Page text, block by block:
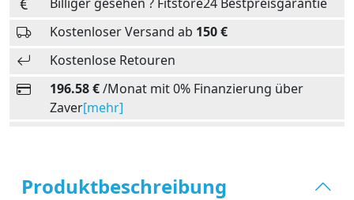
Kostenloser Versand ab 150 €
Kostenlose Retouren
196.58 €/Monat mit 0% Finanzierung über
Zaver[mehr]
Produktbeschreibung